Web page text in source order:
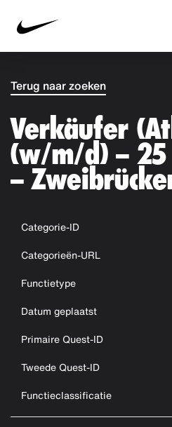
Terug naar zoeken
Verkäufer
(w/m/d) –
–
Categorie-ID
Categorieën-URL
Functietype
Datum geplaatst
Primaire Quest-ID
Tweede Quest-ID
Functieclassificatie